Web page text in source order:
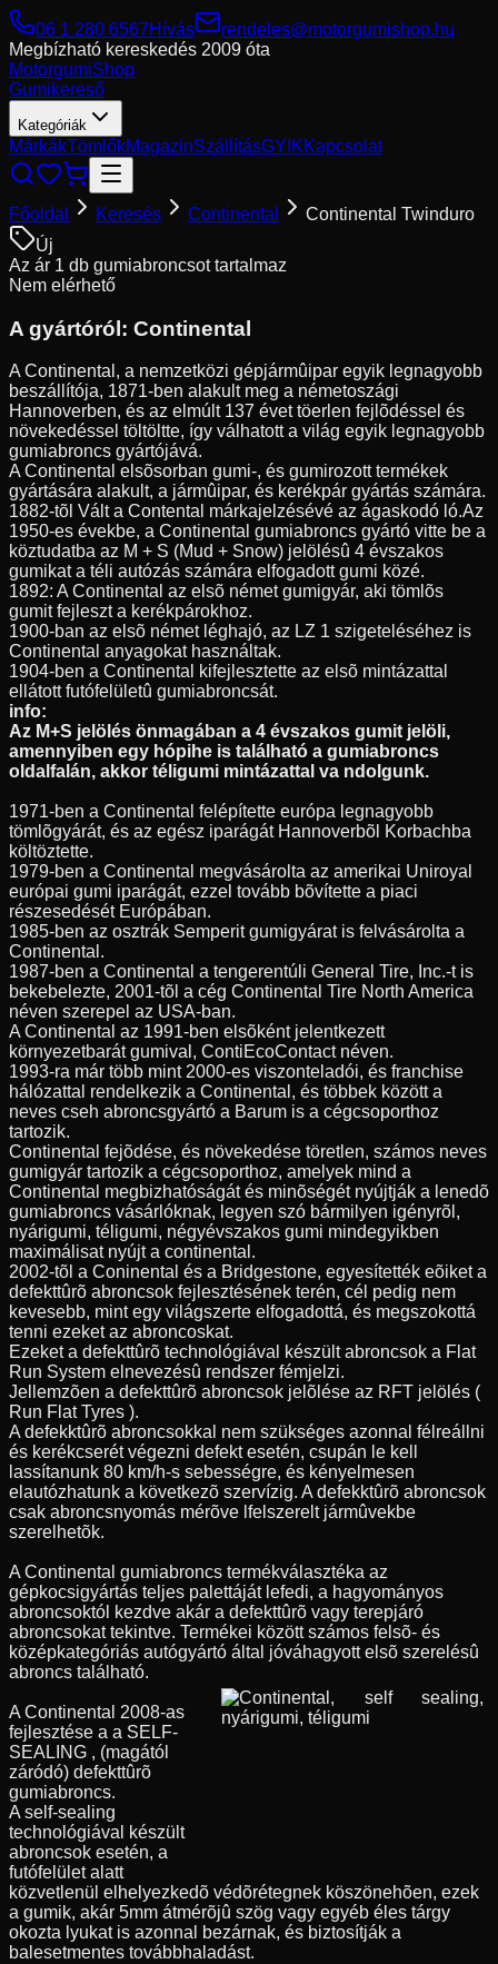
06 1 280 6567Hívás
rendeles@motorgumishop.hu
Megbízható kereskedés 2009 óta
MotorgumiShop
Gumikereső
Kategóriák
MárkákTömlőkMagazinSzállításGYIKKapcsolat
Főoldal Keresés Continental
Continental Twinduro
Új
Az ár 1 db gumiabroncsot tartalmaz
Nem elérhető
A gyártóról: Continental
A Continental, a nemzetközi gépjármûipar egyik legnagyobb
beszállítója, 1871-ben alakult meg a németoszági
Hannoverben, és az elmúlt 137 évet töerlen fejlõdéssel és
növekedéssel töltöltte, így válhatott a világ egyik legnagyobb
gumiabroncs gyártójává.
A Continental elsõsorban gumi-, és gumirozott termékek
gyártására alakult, a jármûipar, és kerékpár gyártás számára.
1882-tõl Vált a Contental márkajelzésévé az ágaskodó ló.Az
1950-es évekbe, a Continental gumiabroncs gyártó vitte be a
köztudatba az M + S (Mud + Snow) jelölésû 4 évszakos
gumikat a téli autózás számára elfogadott gumi közé.
1892: A Continental az elsõ német gumigyár, aki tömlõs
gumit fejleszt a kerékpárokhoz.
1900-ban az elsõ német léghajó, az LZ 1 szigeteléséhez is
Continental anyagokat használtak.
1904-ben a Continental kifejlesztette az elsõ mintázattal
ellátott futófelületû gumiabroncsát.
info:
Az M+S jelölés önmagában a 4 évszakos gumit jelöli,
amennyiben egy hópihe is található a gumiabroncs
oldalfalán, akkor téligumi mintázattal va ndolgunk.
1971-ben a Continental felépítette európa legnagyobb
tömlõgyárát, és az egész iparágát Hannoverbõl Korbachba
költöztette.
1979-ben a Continental megvásárolta az amerikai Uniroyal
európai gumi iparágát, ezzel tovább bõvítette a piaci
részesedését Európában.
1985-ben az osztrák Semperit gumigyárat is felvásárolta a
Continental.
1987-ben a Continental a tengerentúli General Tire, Inc.-t is
bekebelezte, 2001-tõl a cég Continental Tire North America
néven szerepel az USA-ban.
A Continental az 1991-ben elsõként jelentkezett
környezetbarát gumival, ContiEcoContact néven.
1993-ra már több mint 2000-es viszonteladói, és franchise
hálózattal rendelkezik a Continental, és többek között a
neves cseh abroncsgyártó a Barum is a cégcsoporthoz
tartozik.
Continental fejõdése, és növekedése töretlen, számos neves
gumigyár tartozik a cégcsoporthoz, amelyek mind a
Continental megbizhatóságát és minõségét nyújtják a lenedõ
gumiabroncs vásárlóknak, legyen szó bármilyen igényrõl,
nyárigumi, téligumi, négyévszakos gumi mindegyikben
maximálisat nyújt a continental.
2002-tõl a Coninental és a Bridgestone, egyesítették eõiket a
defekttûrõ abroncsok fejlesztésének terén, cél pedig nem
kevesebb, mint egy világszerte elfogadottá, és megszokottá
tenni ezeket az abroncoskat.
Ezeket a defekttûrõ technológiával készült abroncsok a Flat
Run System elnevezésû rendszer fémjelzi.
Jellemzõen a defekttûrõ abroncsok jelõlése az RFT jelölés (
Run Flat Tyres ).
A defekktûrõ abroncsokkal nem szükséges azonnal félreállni
és kerékcserét végezni defekt esetén, csupán le kell
lassítanunk 80 km/h-s sebességre, és kényelmesen
elautózhatunk a következõ szervízig. A defekktûrõ abroncsok
csak abroncsnyomás mérõve lfelszerelt jármûvekbe
szerelhetõk.
A Continental gumiabroncs termékválasztéka az
gépkocsigyártás teljes palettáját lefedi, a hagyományos
abroncsoktól kezdve akár a defekttûrõ vagy terepjáró
abroncsokat tekintve. Termékei között számos felsõ- és
középkategóriás autógyártó által jóváhagyott elsõ szerelésû
abroncs található.
A Continental 2008-as
fejlesztése a a SELF-
SEALING , (magától
záródó) defekttûrõ
gumiabroncs.
A self-sealing
technológiával készült
abroncsok esetén, a
futófelület alatt
közvetlenül elhelyezkedõ védõrétegnek köszönehõen, ezek
a gumik, akár 5mm átmérõjû szög vagy egyéb éles tárgy
okozta lyukat is azonnal bezárnak, és biztosítják a
balesetmentes továbbhaladást.